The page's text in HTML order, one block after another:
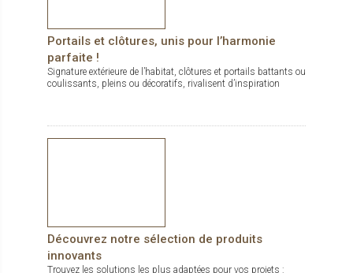
Portails et clôtures, unis pour l’harmonie
parfaite !
Signature extérieure de l’habitat, clôtures et portails battants ou
coulissants, pleins ou décoratifs, rivalisent d’inspiration
Découvrez notre sélection de produits
innovants
Trouvez les solutions les plus adaptées pour vos projets :